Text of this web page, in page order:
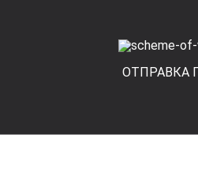
ОТПРАВКА